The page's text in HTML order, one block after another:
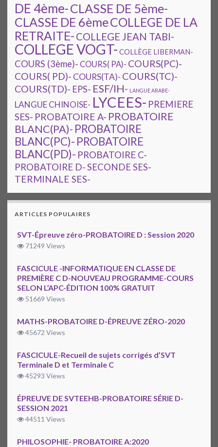
DE 4ème-CLASSE DE 5ème-
CLASSE DE 6èmeCOLLEGE DE LA
RETRAITE- COLLEGE JEAN TABI-
COLLEGE VOGT- COLLÈGE LIBERMAN-
COURS (3ème)- COURS( PA)- COURS(PC)-
COURS( PD)- COURS(TA)- COURS(TC)-
COURS(TD)- EPS- ESF/IH- LANGUE ARABE-
LANGUE CHINOISE- LYCEES- PREMIERE
SES- PROBATOIRE A- PROBATOIRE
BLANC(PA)- PROBATOIRE
BLANC(PC)- PROBATOIRE
BLANC(PD)- PROBATOIRE C-
PROBATOIRE D-SECONDE SES-
TERMINALE SES-
ARTICLES POPULAIRES
SVT-Épreuve zéro-PROBATOIRE D : Session 2020
71249 Views
FASCICULE -INFORMATIQUE EN CLASSE DE
PREMIÈRE C D-NOUVEAU PROGRAMME-COURS
SELON L’APC-ÉDITION 100% GRATUIT
51669 Views
MATHS-PROBATOIRE D-ÉPREUVE ZÉRO-2020
45672 Views
FASCICULE-Recueil de sujets corrigés d’SVT
Terminale D et Terminale C
45293 Views
ÉPREUVE DE SVTEEHB-PROBATOIRE SÉRIE D-
SESSION 2021
44511 Views
PHILOSOPHIE- PROBATOIRE A:2020